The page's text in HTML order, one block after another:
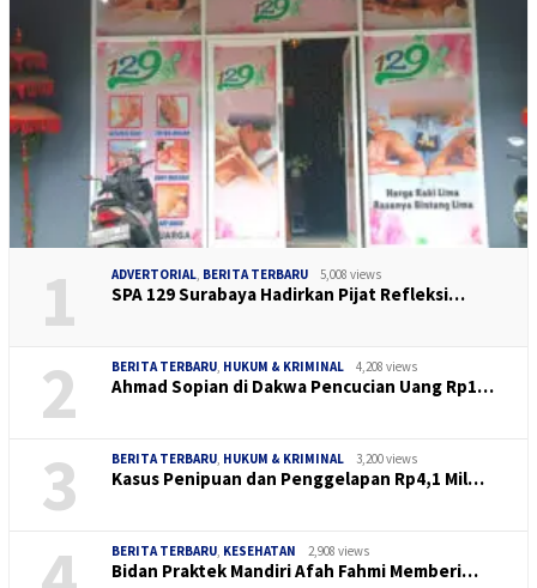
1 ADVERTORIAL, BERITA TERBARU 5,008 views
SPA 129 Surabaya Hadirkan Pijat Refleksi…
2 BERITA TERBARU, HUKUM & KRIMINAL 4,208 views
Ahmad Sopian di Dakwa Pencucian Uang Rp1…
3 BERITA TERBARU, HUKUM & KRIMINAL 3,200 views
Kasus Penipuan dan Penggelapan Rp4,1 Mil…
BERITA TERBARU, KESEHATAN 2,908 views
Bidan Praktek Mandiri Afah Fahmi Memberi…